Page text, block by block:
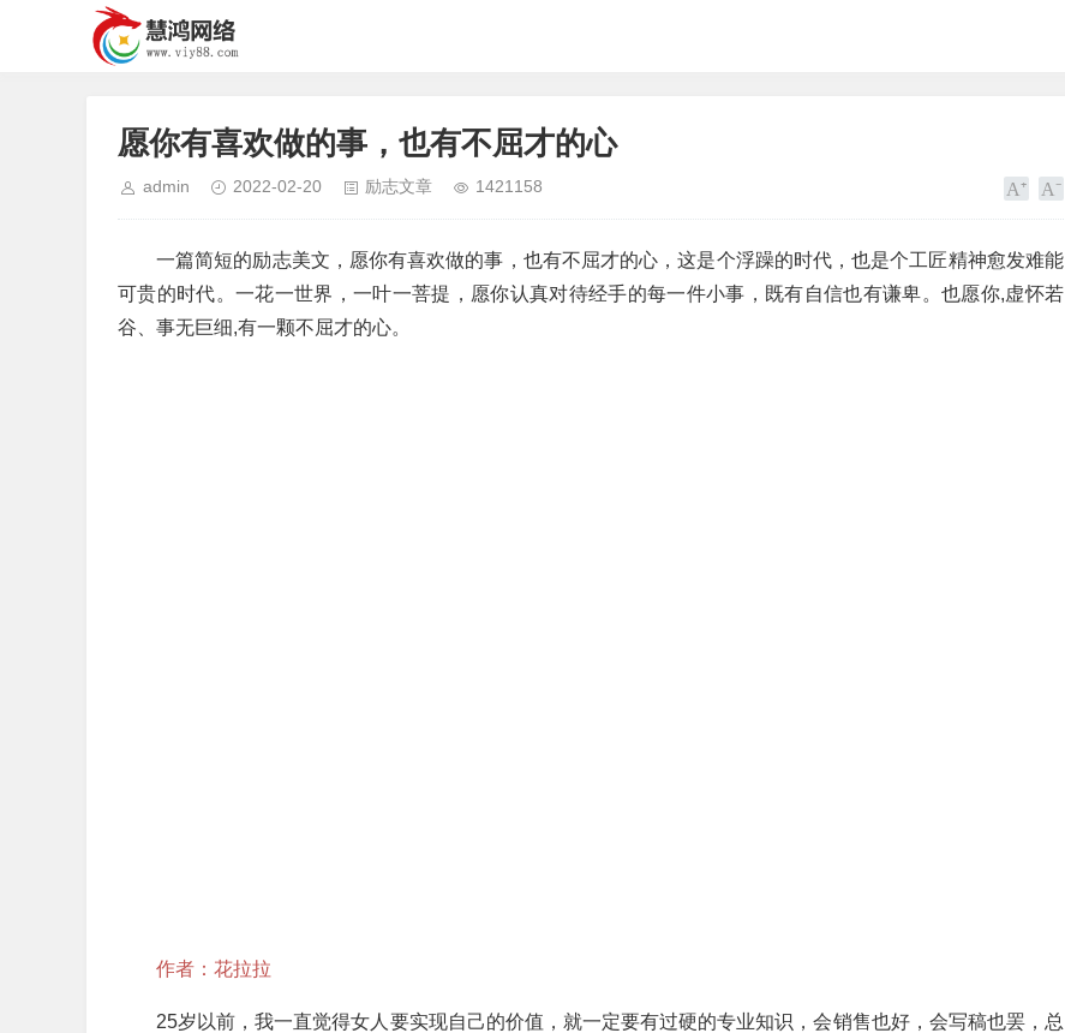
愿你有喜欢做的事，也有不屈才的心
admin 2022-02-20 励志文章 1421158
一篇简短的励志美文，愿你有喜欢做的事，也有不屈才的心，这是个浮躁的时代，也是个工匠精神愈发难能
可贵的时代。一花一世界，一叶一菩提，愿你认真对待经手的每一件小事，既有自信也有谦卑。也愿你,虚怀若
谷、事无巨细,有一颗不屈才的心。
作者：花拉拉
25岁以前，我一直觉得女人要实现自己的价值，就一定要有过硬的专业知识，会销售也好，会写稿也罢，总